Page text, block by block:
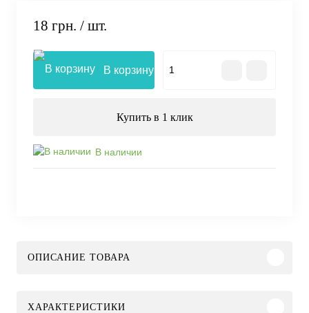
18 грн. / шт.
В корзину
Купить в 1 клик
В наличии
ОПИСАНИЕ ТОВАРА
ХАРАКТЕРИСТИКИ